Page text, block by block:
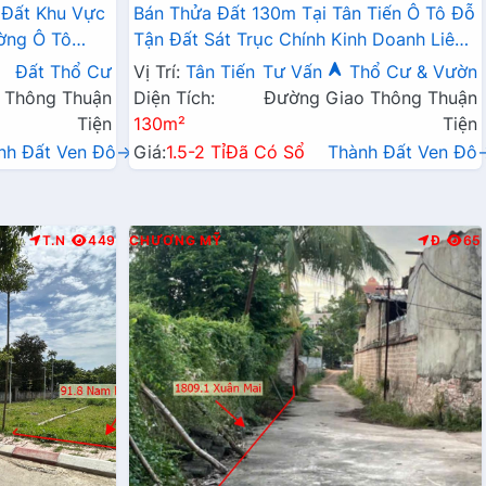
Khu Vực
Ô Tô
Liên Xã
Đất Thổ Cư
Thuận
Tiện
Đất Ven Đô→
Bán Thửa Đất 130m Tại Tân Tiến Ô Tô Đỗ
Tận Đất Sát Trục Chính Kinh Doanh Liên
Xã
Vị Trí: Tân Tiến Tư Vấn
Thổ Cư & Vườn
Diện Tích:
130m²
Đường Giao Thông Thuận
Tiện
Giá:1.5-2 TỉĐã Có Sổ Thành Đất Ven
T.N 449 CHƯƠNG MỸ Đ 65